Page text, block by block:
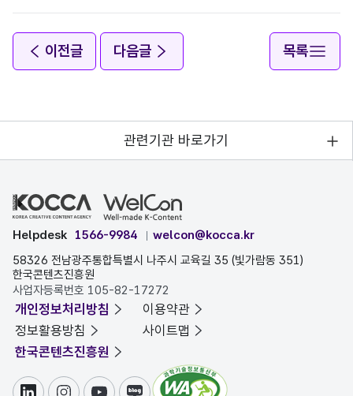
이전글 다음글 목록
관련기관 바로가기
Helpdesk 1566-9984
welcon@kocca.kr
58326 전남광주통합특별시 나주시 교육길 35 (빛가람동 351)
한국콘텐츠진흥원
사업자등록번호 105-82-17272
개인정보처리방침
이용약관
정보활용방침
사이트맵
한국콘텐츠진흥원